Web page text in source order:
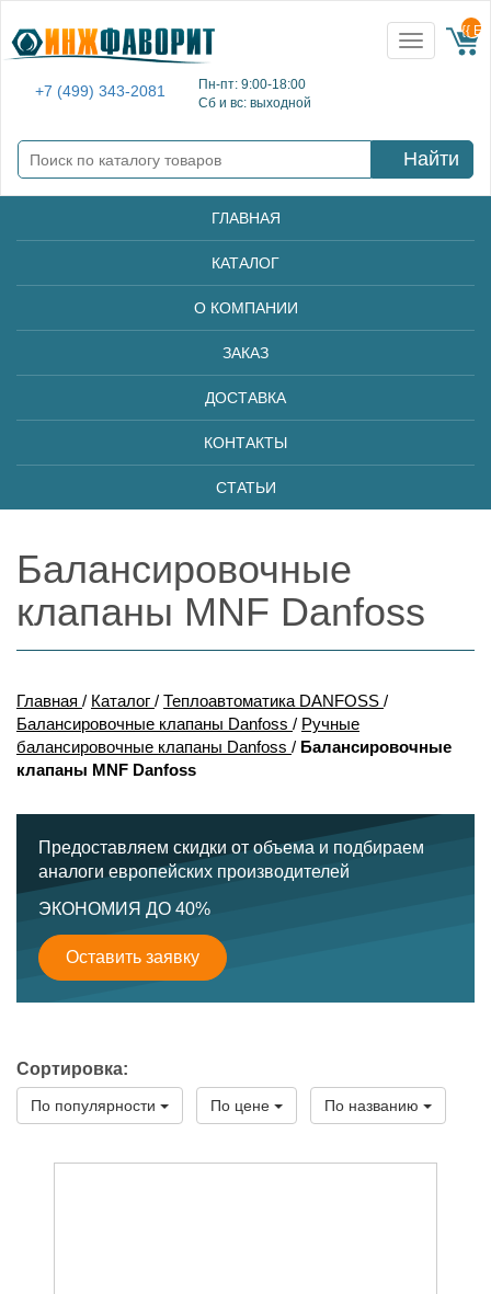
+7 (499) 343-2081
Пн-пт: 9:00-18:00
Сб и вс: выходной
Toggle
navigation
{{
Найти
ГЛАВНАЯ
КАТАЛОГ
О КОМПАНИИ
ЗАКАЗ
ДОСТАВКА
КОНТАКТЫ
СТАТЬИ
Балансировочные
клапаны MNF Danfoss
Главная / Каталог / Теплоавтоматика DANFOSS /
Балансировочные клапаны Danfoss / Ручные
балансировочные клапаны Danfoss / Балансировочные
клапаны MNF Danfoss
Предоставляем скидки от объема и подбираем
аналоги европейских производителей
ЭКОНОМИЯ ДО 40%
Оставить заявку
Сортировка:
По популярности По цене По названию